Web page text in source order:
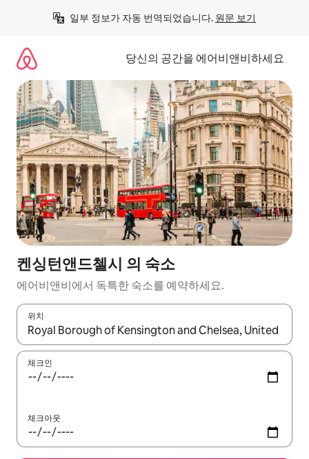
일부 정보가 자동 번역되었습니다. 원문 보기
당신의 공간을 에어비앤비하세요
켄싱턴앤드첼시 의 숙소
에어비앤비에서 독특한 숙소를 예약하세요.
위치
결과가 나오면 위·아래 화살표 키를 사용하거나 터치 또는 스와이
체크인
체크아웃